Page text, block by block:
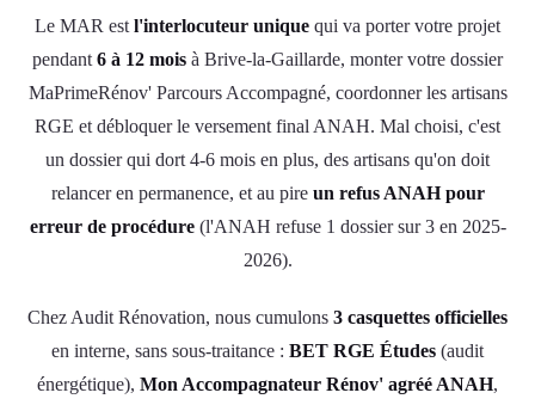
Le MAR est l'interlocuteur unique qui va porter votre projet
pendant 6 à 12 mois à Brive-la-Gaillarde, monter votre dossier
MaPrimeRénov' Parcours Accompagné, coordonner les artisans
RGE et débloquer le versement final ANAH. Mal choisi, c'est
un dossier qui dort 4-6 mois en plus, des artisans qu'on doit
relancer en permanence, et au pire un refus ANAH pour
erreur de procédure(l'ANAH refuse 1 dossier sur 3 en 2025-
2026).
Chez Audit Rénovation, nous cumulons 3 casquettes officielles
en interne, sans sous-traitance : BET RGE Études (audit
énergétique), Mon Accompagnateur Rénov' agréé ANAH,